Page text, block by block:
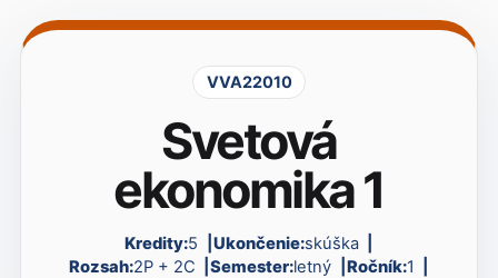
VVA22010
Svetová
ekonomika 1
Kredity:5 Ukončenie:skúška
Rozsah:2P + 2C Semester:letný Ročník:1